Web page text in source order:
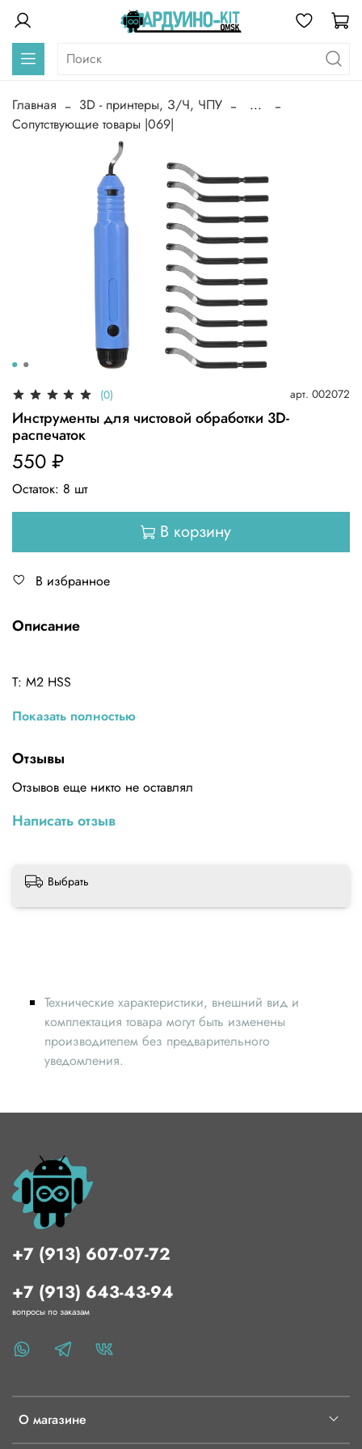
Главная 3D - принтеры, З/Ч, ЧПУ
...
Сопутствующие товары |069|
(0) арт. 002072
Инструменты для чистовой обработки 3D-
распечаток
550 ₽
Остаток: 8 шт
В корзину
В избранное
Описание
Т: M2 HSS
Спецификация: BS1010
П: 10 шт. / Коробка
Длина лезвия: 11 мм
Диаметр: 3,2 мм
Показать полностью
Отзывы
Отзывов еще никто не оставлял
Написать отзыв
Выбрать
Технические характеристики, внешний вид и
комплектация товара могут быть изменены
производителем без предварительного
уведомления.
О магазине
+7 (913) 607-07-72
+7 (913) 643-43-94
вопросы по заказам